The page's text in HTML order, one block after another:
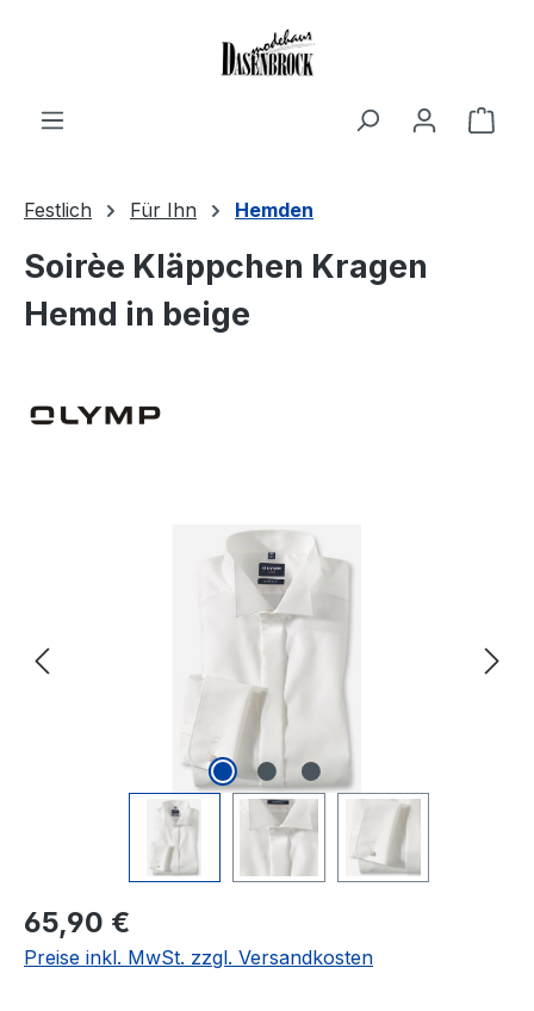
Festlich Für Ihn Hemden
Soirèe Kläppchen Kragen
Hemd in beige
Bildergalerie überspringen
Regulärer Preis:
65,90 €
Preise inkl. MwSt. zzgl. Versandkosten